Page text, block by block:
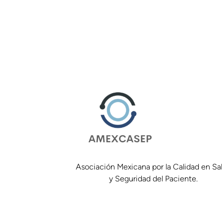
Asociación Mexicana por la Calidad en
y Seguridad del Paciente.